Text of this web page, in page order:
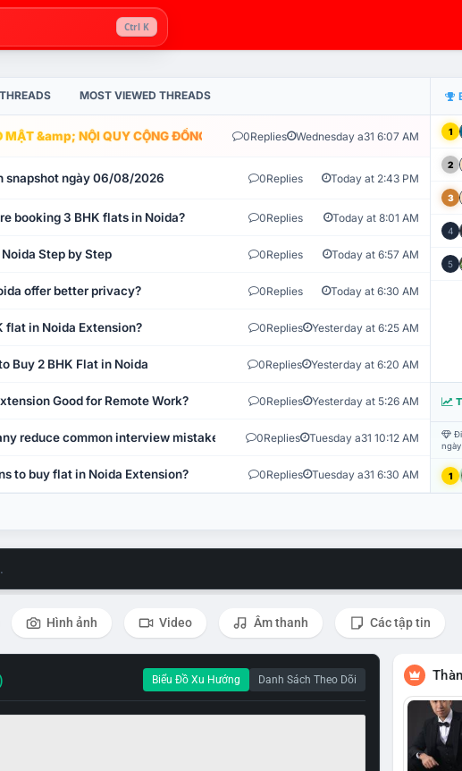
Ctrl K
MOST VIEWED THREADS
MẬT &amp; NỘI QUY CỘNG ĐỒNG VLIKE.VN: HỆ THỐNG GIÁM SÁT TỰ
0Replies Wednesday a31 6:07 AM
snapshot ngày 06/08/2026 0Replies Today at 2:43 PM
booking 3 BHK flats in Noida? 0Replies Today at 8:01 AM
Step by Step 0Replies Today at 6:57 AM
offer better privacy? 0Replies Today at 6:30 AM
flat in Noida Extension? 0Replies Yesterday at 6:25 AM
Buy 2 BHK Flat in Noida 0Replies Yesterday at 6:20 AM
Good for Remote Work? 0Replies Yesterday at 5:26 AM
reduce common interview mistakes? 0Replies Tuesday a31 10:12 AM
to buy flat in Noida Extension? 0Replies Tuesday a31 6:30 AM
1
2
3
4
5
1
Hình ảnh Video Âm thanh Các tập tin
Biểu Đồ Xu Hướng Danh Sách Theo Dõi